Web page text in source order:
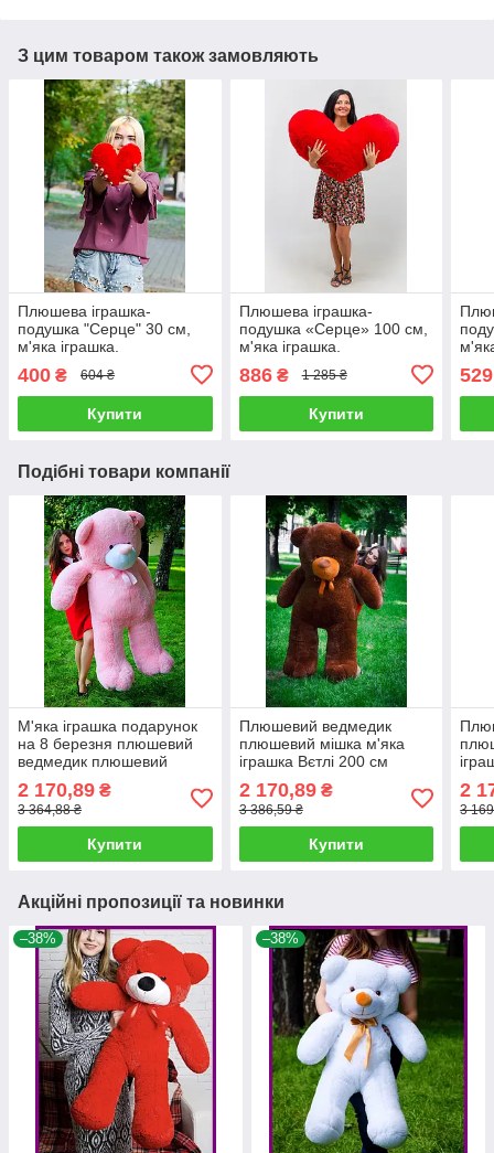
З цим товаром також замовляють
Плюшева іграшка-
подушка "Серце" 30 см,
м'яка іграшка.
400 ₴ 604 ₴
Купити
Плюшева іграшка-
подушка «Серце» 100 см,
м'яка іграшка.
886₴ 1 285 ₴
Купити
529
Подібні товари компанії
М'яка іграшка подарунок
на 8 березня плюшевий
ведмедик плюшевий
мішка Вєтлі 200 см
Рожевий
2 170,89 ₴
3 364,88 ₴
Купити
Плюшевий ведмедик
плюшевий мішка м'яка
іграшка Вєтлі 200 см
Шоколадний
2 170,89₴
3 386,59 ₴
Купити
2
3
Акційні пропозиції та новинки
–38% –38%